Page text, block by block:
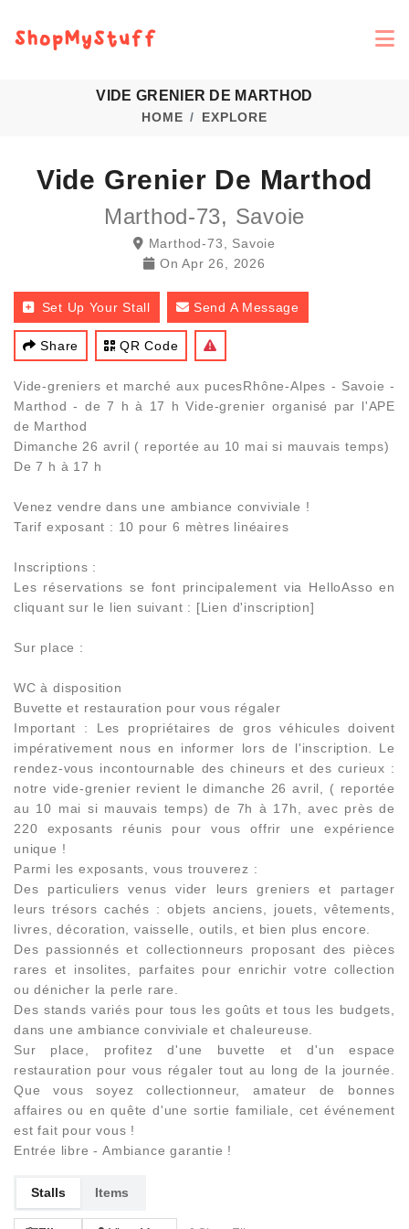
VIDE GRENIER DE MARTHOD
HOME EXPLORE
Vide Grenier De Marthod
Marthod-73, Savoie
Marthod-73, Savoie
On Apr 26, 2026
Set Up Your Stall Send A Message
Share QR Code
Vide-greniers et marché aux pucesRhône-Alpes - Savoie -
Marthod - de 7 h à 17 h Vide-grenier organisé par l'APE
de Marthod
Dimanche 26 avril ( reportée au 10 mai si mauvais temps)
De 7 h à 17 h
Venez vendre dans une ambiance conviviale !
Tarif exposant : 10 pour 6 mètres linéaires
Inscriptions :
Les réservations se font principalement via HelloAsso en
cliquant sur le lien suivant : [Lien d'inscription]
Sur place :
WC à disposition
Buvette et restauration pour vous régaler
Important : Les propriétaires de gros véhicules doivent
impérativement nous en informer lors de l'inscription. Le
rendez-vous incontournable des chineurs et des curieux :
notre vide-grenier revient le dimanche 26 avril, ( reportée
au 10 mai si mauvais temps) de 7h à 17h, avec près de
220 exposants réunis pour vous offrir une expérience
unique !
Parmi les exposants, vous trouverez :
Des particuliers venus vider leurs greniers et partager
leurs trésors cachés : objets anciens, jouets, vêtements,
livres, décoration, vaisselle, outils, et bien plus encore.
Des passionnés et collectionneurs proposant des pièces
rares et insolites, parfaites pour enrichir votre collection
ou dénicher la perle rare.
Des stands variés pour tous les goûts et tous les budgets,
dans une ambiance conviviale et chaleureuse.
Sur place, profitez d'une buvette et d'un espace
restauration pour vous régaler tout au long de la journée.
Que vous soyez collectionneur, amateur de bonnes
affaires ou en quête d'une sortie familiale, cet événement
est fait pour vous !
Entrée libre - Ambiance garantie !
Stalls Items